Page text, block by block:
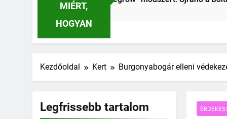
MIÉRT,
HOGYAN
Kezdőoldal Kert Burgonyabogár elleni
Legfrissebb tartalom